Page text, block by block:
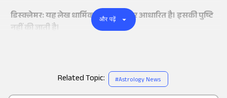
as a
डिस्क्लेमर: यह लेख धार्मिक मान्यताओं पर आधारित है। इसकी पुष्टि
नहीं की जाती है।
और पढ़ें
Related Topic: #Astrology News